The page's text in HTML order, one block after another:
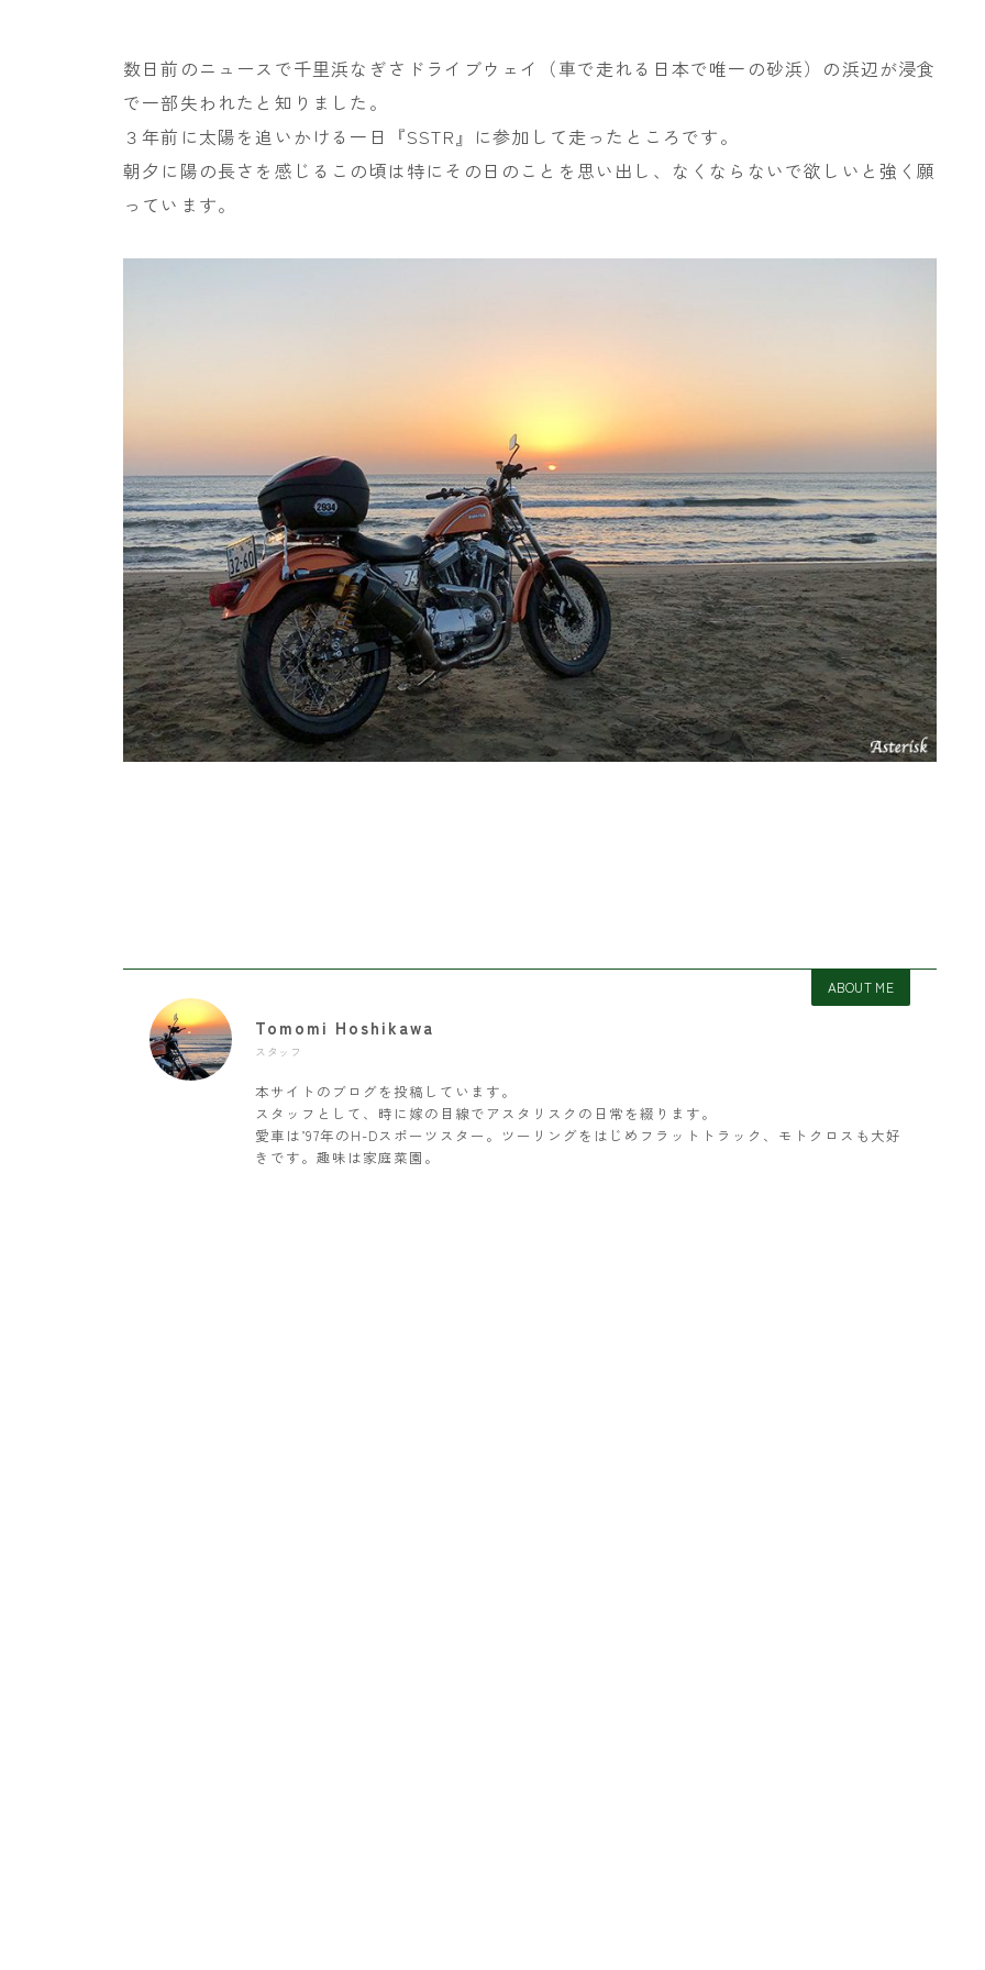
数日前のニュースで千里浜なぎさドライブウェイ（車で走れる日本で唯一の砂浜）の浜辺が浸食
で一部失われたと知りました。
３年前に太陽を追いかける一日『SSTR』に参加して走ったところです。
朝夕に陽の長さを感じるこの頃は特にその日のことを思い出し、なくならないで欲しいと強く願
っています。
ABOUT ME
Tomomi Hoshikawa
スタッフ
本サイトのブログを投稿しています。
スタッフとして、時に嫁の目線でアスタリスクの日常を綴ります。
愛車は’97年のH-Dスポーツスター。ツーリングをはじめフラットトラック、モトクロスも大好
きです。趣味は家庭菜園。